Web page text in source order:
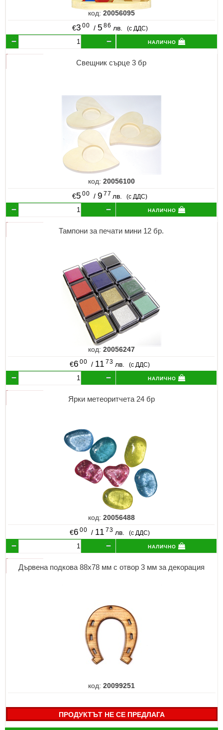
код:20056095
€3 00 / 5 86 лв. (с ДДС)
налично
Свещник сърце 3 бр
код: 20056100
€5 00 / 9 77 лв. (с ДДС)
налично
Тампони за печати мини 12 бр.
код: 20056247
€6 00 / 11 73 лв. (с ДДС)
налично
Ярки метеоритчета 24 бр
код: 20056488
€6 00 / 11 73 лв. (с ДДС)
налично
Дървена подкова 88x78 мм с отвор 3 мм за декорация
код:20099251
ПРОДУКТЪТ НЕ СЕ ПРЕДЛАГА